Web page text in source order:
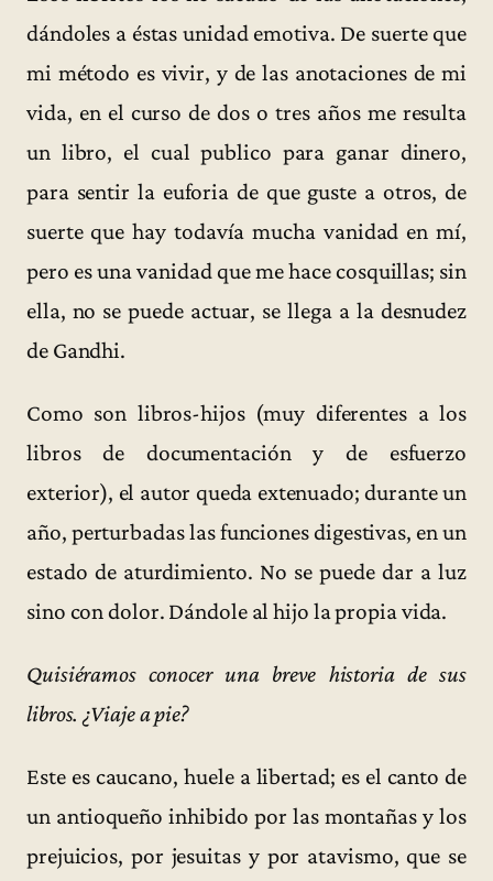
dándoles a éstas unidad emotiva. De suerte que
mi método es vivir, y de las anotaciones de mi
vida, en el curso de dos o tres años me resulta
un libro, el cual publico para ganar dinero,
para sentir la euforia de que guste a otros, de
suerte que hay todavía mucha vanidad en mí,
pero es una vanidad que me hace cosquillas; sin
ella, no se puede actuar, se llega a la desnudez
de Gandhi.
Como son libros-hijos (muy diferentes a los
libros de documentación y de esfuerzo
exterior), el autor queda extenuado; durante un
año, perturbadas las funciones digestivas, en un
estado de aturdimiento. No se puede dar a luz
sino con dolor. Dándole al hijo la propia vida.
Quisiéramos conocer una breve historia de sus
libros. ¿Viaje a pie?
Este es caucano, huele a libertad; es el canto de
un antioqueño inhibido por las montañas y los
prejuicios, por jesuitas y por atavismo, que se